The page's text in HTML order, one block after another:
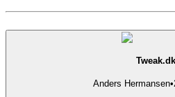
Tweak.dk
Anders Hermansen•